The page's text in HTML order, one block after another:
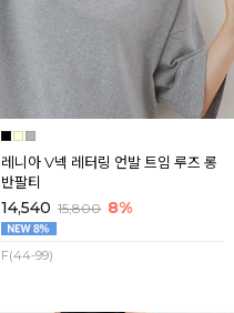
레니아 V넥 레터링 언발 트임 루즈 롱
반팔티
14,540 15,800 8%
F(44-99)